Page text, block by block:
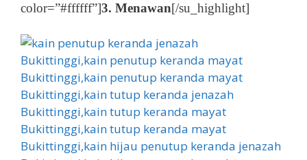
color=”#ffffff”]3. Menawan[/su_highlight]